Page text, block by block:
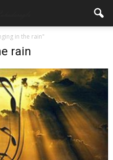
in the rain"
rain